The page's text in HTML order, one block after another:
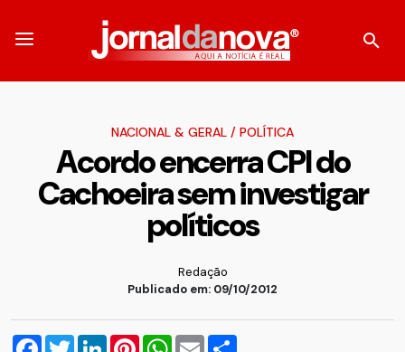
NACIONAL & GERAL / POLÍTICA
Acordo encerra CPI do
Cachoeira sem investigar
políticos
Redação
Publicado em: 09/10/2012
Facebook
TwitterLinkedInPinterestWhatsApp
Email